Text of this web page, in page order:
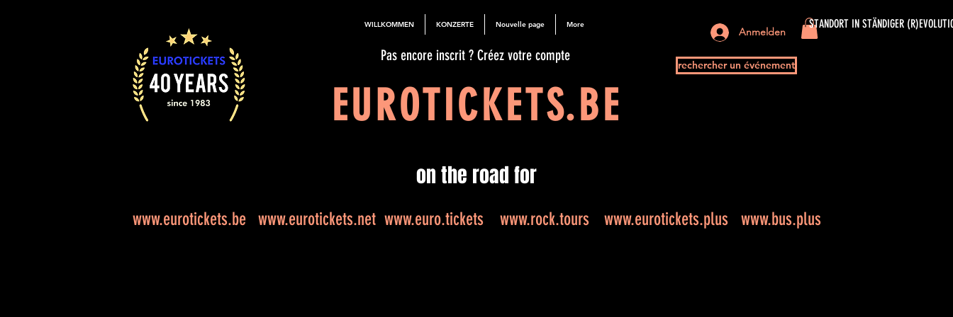
WILLKOMMEN KONZERTE Nouvelle page More STANDORT IN STÄNDIGER
Pas encore inscrit ? Créez votre compte
EUROTICKETS.BE
Anmelden
rechercher un événement
on the road for
www.eurotickets.be www.eurotickets.net www.euro.tickets www.rock.tours www.eurotickets.plus www.bus.plus